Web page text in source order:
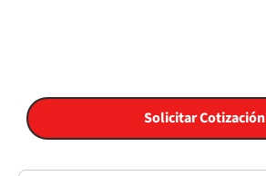
Solicitar Cotización